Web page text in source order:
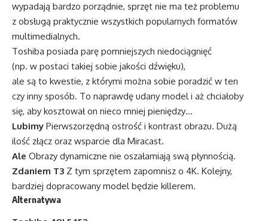
wypadają bardzo porządnie, sprzęt nie ma też problemu
z obsługą praktycznie wszystkich popularnych formatów
multimedialnych.
Toshiba posiada parę pomniejszych niedociągnięć
(np. w postaci takiej sobie jakości dźwięku),
ale są to kwestie, z którymi można sobie poradzić w ten
czy inny sposób. To naprawdę udany model i aż chciałoby
się, aby kosztował on nieco mniej pieniędzy…
Lubimy Pierwszorzędną ostrość i kontrast obrazu. Dużą
ilość złącz oraz wsparcie dla Miracast.
Ale Obrazy dynamiczne nie oszałamiają swą płynnością.
Zdaniem T3 Z tym sprzętem zapomnisz o 4K. Kolejny,
bardziej dopracowany model będzie killerem.
Alternatywa